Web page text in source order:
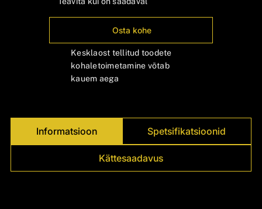
Osta kohe
Kesklaost tellitud toodete
kohaletoimetamine võtab
kauem aega
Informatsioon Spetsifikatsioonid
Kättesaadavus